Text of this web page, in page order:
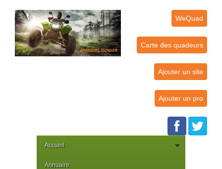
WeQuad
Carte des quadeurs
Ajouter un site
Ajouter un pro
Accueil
Annuaire